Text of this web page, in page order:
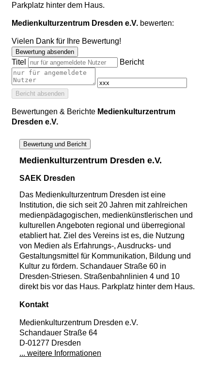
Parkplatz hinter dem Haus.
Medienkulturzentrum Dresden e.V. bewerten:
Vielen Dank für Ihre Bewertung!
Bewertung absenden
Titel Bericht
Bericht absenden
Bewertungen & Berichte Medienkulturzentrum
Dresden e.V.
Bewertung und Bericht
Medienkulturzentrum Dresden e.V.
SAEK Dresden
Das Medienkulturzentrum Dresden ist eine
Institution, die sich seit 20 Jahren mit zahlreichen
medienpädagogischen, medienkünstlerischen und
kulturellen Angeboten regional und überregional
etabliert hat. Ziel des Vereins ist es, die Nutzung
von Medien als Erfahrungs-, Ausdrucks- und
Gestaltungsmittel für Kommunikation, Bildung und
Kultur zu fördern. Schandauer Straße 60 in
Dresden-Striesen. Straßenbahnlinien 4 und 10
direkt bis vor das Haus. Parkplatz hinter dem Haus.
Kontakt
Medienkulturzentrum Dresden e.V.
Schandauer Straße 64
D-01277 Dresden
... weitere Informationen